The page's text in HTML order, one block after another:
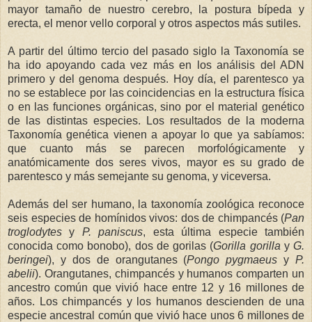
mayor tamaño de nuestro cerebro, la postura bípeda y
erecta, el menor vello corporal y otros aspectos más sutiles.
A partir del último tercio del pasado siglo la Taxonomía se
ha ido apoyando cada vez más en los análisis del ADN
primero y del genoma después. Hoy día, el parentesco ya
no se establece por las coincidencias en la estructura física
o en las funciones orgánicas, sino por el material genético
de las distintas especies. Los resultados de la moderna
Taxonomía genética vienen a apoyar lo que ya sabíamos:
que cuanto más se parecen morfológicamente y
anatómicamente dos seres vivos, mayor es su grado de
parentesco y más semejante su genoma, y viceversa.
Además del ser humano, la taxonomía zoológica reconoce
seis especies de homínidos vivos: dos de chimpancés (Pan
troglodytes y P. paniscus, esta última especie también
conocida como bonobo), dos de gorilas (Gorilla gorilla yG.
beringei), y dos de orangutanes (Pongo pygmaeus y P.
abelii). Orangutanes, chimpancés y humanos comparten un
ancestro común que vivió hace entre 12 y 16 millones de
años. Los chimpancés y los humanos descienden de una
especie ancestral común que vivió hace unos 6 millones de